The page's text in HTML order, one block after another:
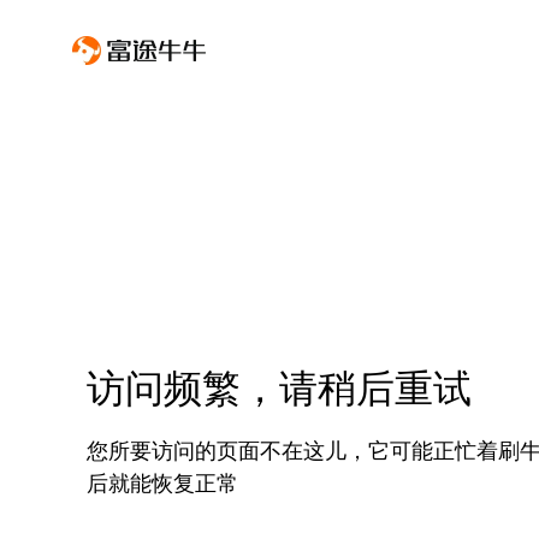
访问频繁，请稍后重试
您所要访问的页面不在这儿，它可能正忙着刷
后就能恢复正常